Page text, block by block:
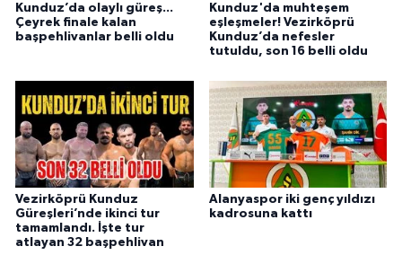
Kunduz’da olaylı güreş...
Çeyrek finale kalan
başpehlivanlar belli oldu
Kunduz'da muhteşem
eşleşmeler! Vezirköprü
Kunduz’da nefesler
tutuldu, son 16 belli oldu
Vezirköprü Kunduz
Güreşleri’nde ikinci tur
tamamlandı. İşte tur
atlayan 32 başpehlivan
Alanyaspor iki genç yıldızı
kadrosuna kattı